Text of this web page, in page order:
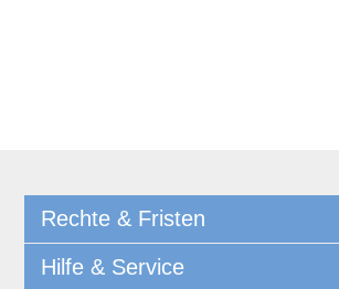
Rechte & Fristen
Hilfe & Service